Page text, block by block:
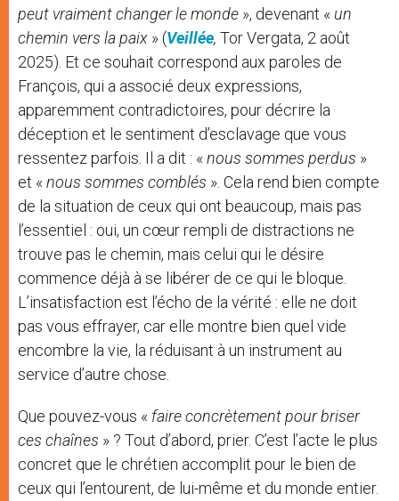
peut vraiment changer le monde », devenant « un
chemin vers la paix » (Veillée, Tor Vergata, 2 août
2025). Et ce souhait correspond aux paroles de
François, qui a associé deux expressions,
apparemment contradictoires, pour décrire la
déception et le sentiment d’esclavage que vous
ressentez parfois. Il a dit : « nous sommes perdus »
et « nous sommes comblés ». Cela rend bien compte
de la situation de ceux qui ont beaucoup, mais pas
l’essentiel : oui, un cœur rempli de distractions ne
trouve pas le chemin, mais celui qui le désire
commence déjà à se libérer de ce qui le bloque.
L’insatisfaction est l’écho de la vérité : elle ne doit
pas vous effrayer, car elle montre bien quel vide
encombre la vie, la réduisant à un instrument au
service d’autre chose.
Que pouvez-vous « faire concrètement pour briser
ces chaînes » ? Tout d’abord, prier. C’est l’acte le plus
concret que le chrétien accomplit pour le bien de
ceux qui l’entourent, de lui-même et du monde entier.